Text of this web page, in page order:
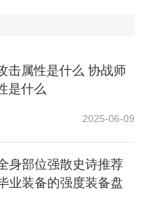
来或者倒地 如果在地
击属性是什么 协战师
是什么
2025-06-09
身部位强散史诗推荐
业装备的强度装备盘